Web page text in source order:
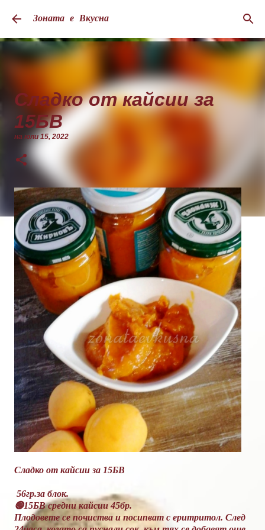
Пропускане към основното съдържание
Зоната е Вкусна
Сладко от кайсии за
15БВ
на юли 15, 2022
Сладко от кайсии за 15БВ
56гр.за блок.
🟢15БВ средни кайсии 45бр.
Плодовете се почиства и посипват с еритритол. След